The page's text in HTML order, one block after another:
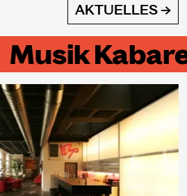
AKTUELLES →
Musik